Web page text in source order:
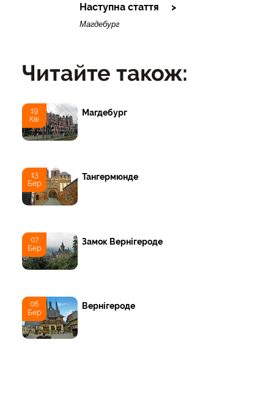
Наступна стаття
Магдебург
Читайте також:
19
Кві
Магдебург
13
Бер
Тангермюнде
07
Бер
Замок Вернігероде
06
Бер
Вернігероде